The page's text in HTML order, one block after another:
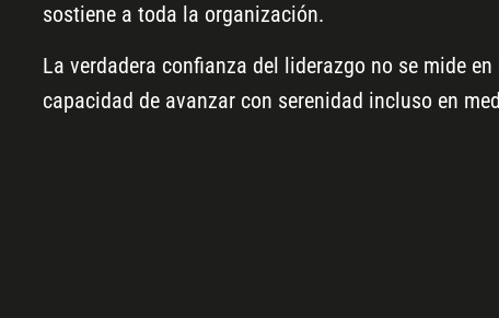
sostiene a toda la organización.
La verdadera confianza del liderazgo no se mide
capacidad de avanzar con serenidad incluso en